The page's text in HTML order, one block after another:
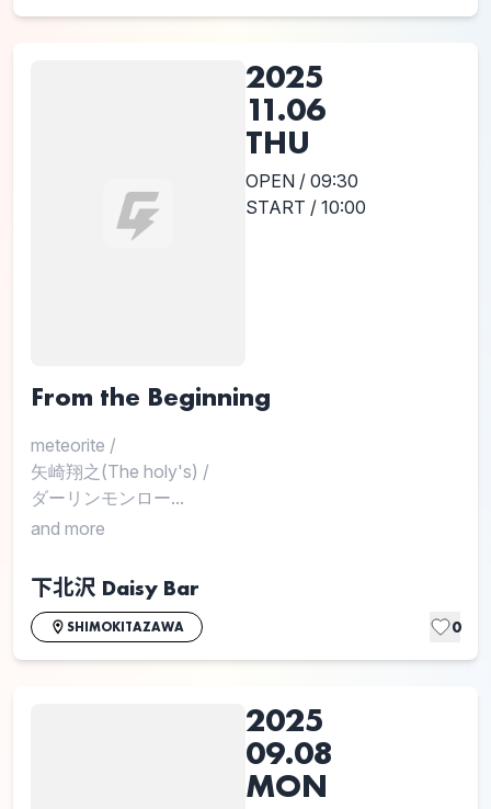
2025
11.06
THU
OPEN / 09:30
START / 10:00
From the Beginning
meteorite /
矢崎翔之(The holy's) /
ダーリンモンロー...
and more
下北沢 Daisy Bar
SHIMOKITAZAWA 0
2025
09.08
MON